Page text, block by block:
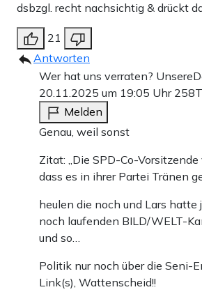
dsbzgl. recht nachsichtig & drückt
21
Antworten
Wer hat uns verraten?
20.11.2025 um 19:05 Uhr 258T
Melden
Genau, weil sonst
Zitat: „Die SPD-Co-
dass es in ihrer Partei Tränen
heulen die noch und Lars hatte
noch laufenden BILD/WELT-
und so…
Politik nur noch über die Seni-
Link(s), Wattenscheid!!